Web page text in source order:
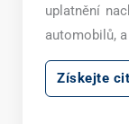
uplatnění
automobilů,
Získejte